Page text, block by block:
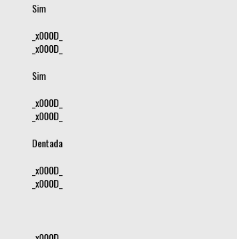
Sim
_x000D_
_x000D_
Sim
_x000D_
_x000D_
Dentada
_x000D_
_x000D_